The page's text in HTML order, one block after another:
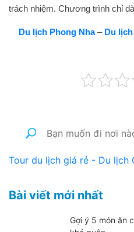
trách nhiệm. Chương trình chỉ
Du lịch Phong Nha– Du
Tour du lịch giá rẻ - Du lịch
Bài viết mới nhất
Gợi ý 5 món ăn